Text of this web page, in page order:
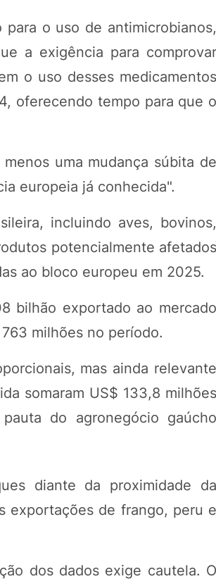
o uso de antimicrobianos,
a exigência para comprovar
o uso desses medicamentos
oferecendo tempo para que o
uma mudança súbita de
europeia já conhecida".
incluindo aves, bovinos,
potencialmente afetados
ao bloco europeu em 2025.
bilhão exportado ao mercado
milhões no período.
mas ainda relevante
somaram US$ 133,8 milhões
do agronegócio gaúcho
diante da proximidade da
exportações de frango, peru e
dos dados exige cautela. O
POTOSÍ Fertilizante Líquido
COMPRAR